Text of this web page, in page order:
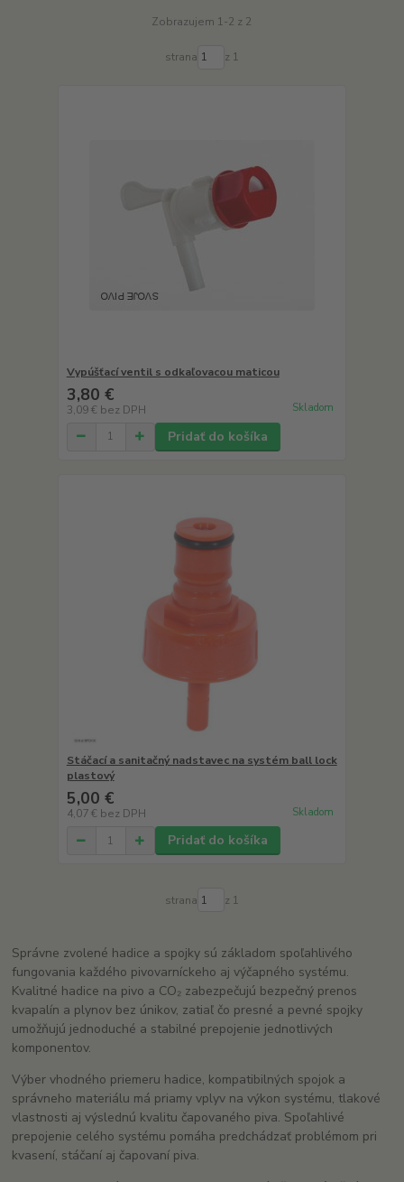
Zobrazujem 1-2 z 2
strana z 1
Vypúšťací ventil s odkaľovacou maticou
3,80 €
3,09 € bez DPH Skladom
Pridať do košíka
Stáčací a sanitačný nadstavec na systém ball lock
plastový
5,00 €
4,07 € bez DPH Skladom
Pridať do košíka
strana z 1
Správne zvolené hadice a spojky sú základom spoľahlivého
fungovania každého pivovarníckeho aj výčapného systému.
Kvalitné hadice na pivo a CO₂ zabezpečujú bezpečný prenos
kvapalín a plynov bez únikov, zatiaľ čo presné a pevné spojky
umožňujú jednoduché a stabilné prepojenie jednotlivých
komponentov.
Výber vhodného priemeru hadice, kompatibilných spojok a
správneho materiálu má priamy vplyv na výkon systému, tlakové
vlastnosti aj výslednú kvalitu čapovaného piva. Spoľahlivé
prepojenie celého systému pomáha predchádzať problémom pri
kvasení, stáčaní aj čapovaní piva.